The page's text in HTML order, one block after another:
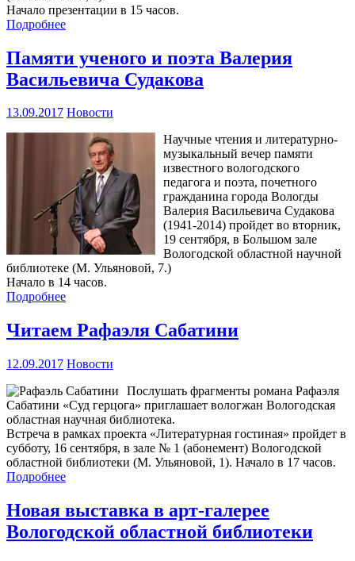
Начало презентации в 15 часов.
Подробнее
Памяти ученого и поэта Валерия
Васильевича Судакова
13.09.2017 Новости
Научные чтения и литературно-
музыкальный вечер памяти
известного вологодского
педагога и поэта, почетного
гражданина города Вологды
Валерия Васильевича Судакова
(1941-2014) пройдет во вторник,
19 сентября, в Большом зале
Вологодской областной научной
библиотеке (М. Ульяновой, 7.)
Начало в 14 часов.
Подробнее
Читаем Рафаэля Сабатини
12.09.2017 Новости
Послушать фрагменты романа Рафаэля
Сабатини «Суд герцога» приглашает вологжан Вологодская
областная научная библиотека.
Встреча в рамках проекта «Литературная гостиная» пройдет в
субботу, 16 сентября, в зале № 1 (абонемент) Вологодской
областной библиотеки (М. Ульяновой, 1). Начало в 17 часов.
Подробнее
Новая выставка в арт-галерее
Вологодской областной библиотеки